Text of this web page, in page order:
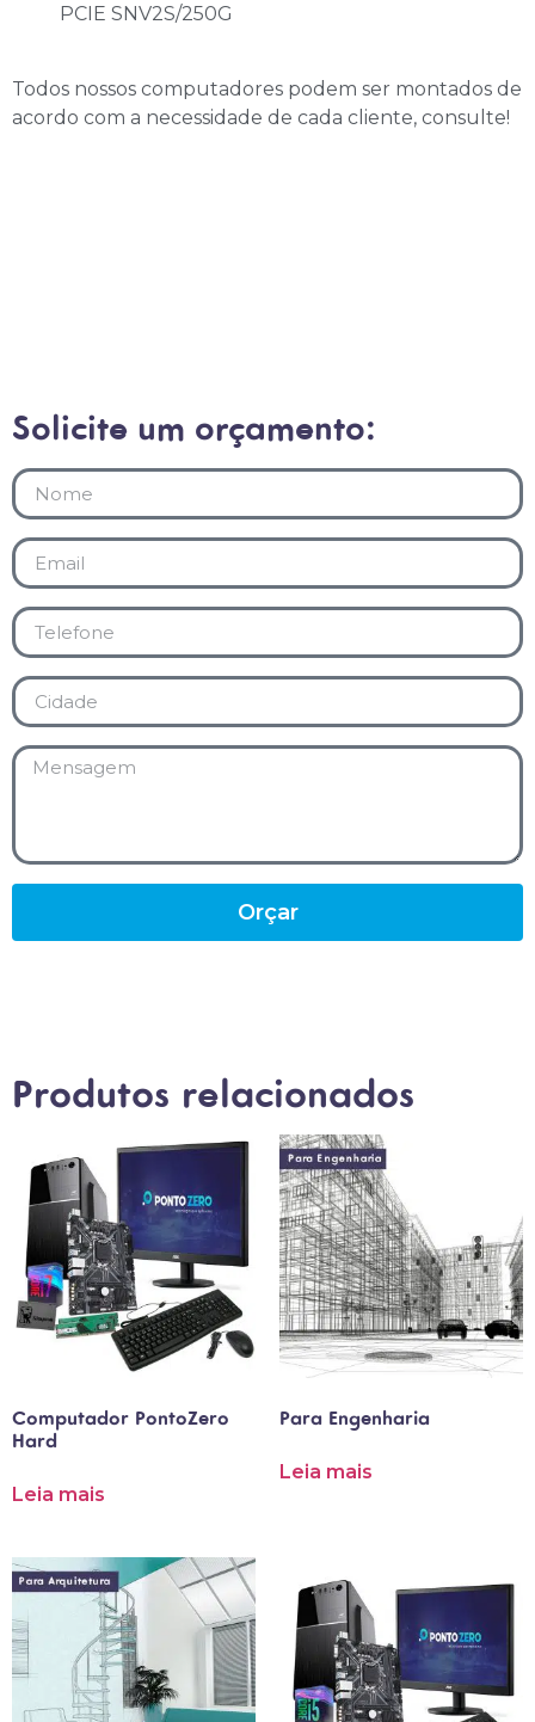
PCIE SNV2S/250G
Todos nossos computadores podem ser montados de
acordo com a necessidade de cada cliente, consulte!
Solicite um orçamento:
Orçar
Produtos relacionados
Computador PontoZero
Hard
Leia mais
Para Engenharia
Leia mais